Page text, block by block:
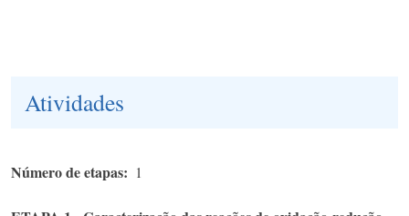
Atividades
Número de etapas 1